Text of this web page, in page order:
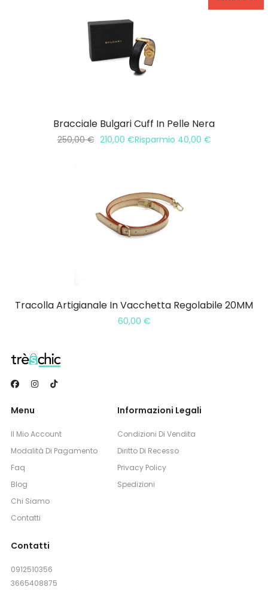
Bracciale Bulgari Cuff In Pelle Nera
250,00€ 210,00 €Risparmio 40,00 €
Tracolla Artigianale In Vacchetta Regolabile 20MM
60,00 €
Menu
Il Mio Account
Modalità Di Pagamento
Faq
Blog
Chi Siamo
Contatti
Informazioni Legali
Condizioni Di Vendita
Diritto Di Recesso
Privacy Policy
Spedizioni
Contatti
0912510356
3665408875